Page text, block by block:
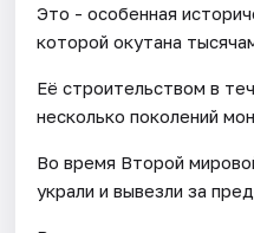
Это - особенная
которой окутана
Её строительством в
несколько поколений
Во время Второй
украли и вывезли за